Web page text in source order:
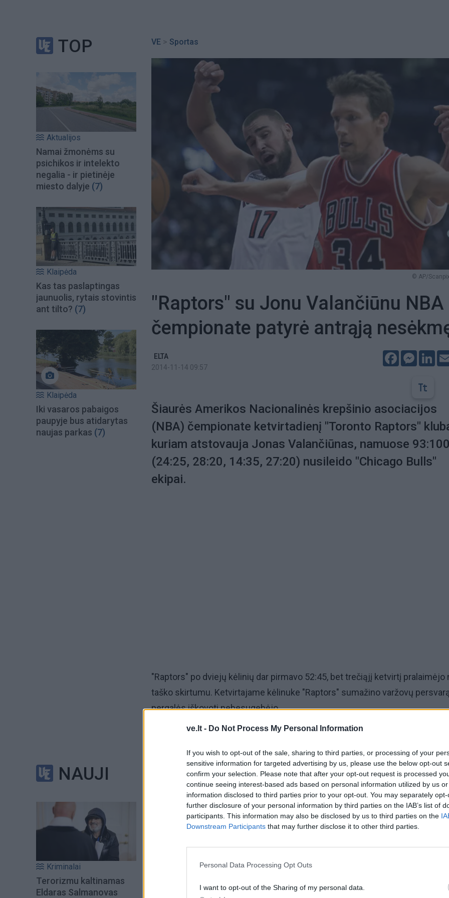
ve.lt - Do Not Process My Personal Information
If you wish to opt-out of the sale, sharing to third parties, or processing of your
sensitive information for targeted advertising by us, please use the below opt-out
confirm your selection. Please note that after your opt-out request is processed
continue seeing interest-based ads based on personal information utilized by us
information disclosed to third parties prior to your opt-out. You may separately
further disclosure of your personal information by third parties on the IAB’s list of
participants. This information may also be disclosed by us to third parties on the
Downstream Participants that may further disclose it to other third parties.
Personal Data Processing Opt Outs
I want to opt-out of the Sharing of my personal data.
TOP
Aktualijos
Namai žmonėms su
psichikos ir intelekto
negalia - ir pietinėje
miesto dalyje (7)
Klaipėda
Kas tas paslaptingas
jaunuolis, rytais stovintis
ant tilto? (7)
Klaipėda
Iki vasaros pabaigos
paupyje bus atidarytas
naujas parkas (7)
NAUJI
Kriminalai
Terorizmu kaltinamas
Eldaras Salmanovas
VE > Sportas
© AP/
"Raptors" su Jonu Valančiūnu NBA
čempionate patyrė antrąją
ELTA
2014-11-14 09:57
Facebook
Šiaurės Amerikos Nacionalinės krepšinio asociacijos
(NBA) čempionate ketvirtadienį "Toronto Raptors"
kuriam atstovauja Jonas Valančiūnas, namuose
(24:25, 28:20, 14:35, 27:20) nusileido "Chicago Bulls"
ekipai.
"Raptors" po dviejų kėlinių dar pirmavo 52:45, bet trečiąjį ketvirtį pralaimėjo
taško skirtumu. Ketvirtajame kėlinuke "Raptors" sumažino varžovų
pergalės iškovoti nebesugebėjo.
J. Valančiūnas per 23 min. pelnė 8 taškus (dvitaškiai 4/8), atkovojo 8
atliko 2 rezultatyvius perdavimus, blokavo varžovo metimą, dukart suklydo
sykius prasižengė.
"Raptors" (7/2) gretose 20 taškų surinko Kailas Lauris (Kyle Lowry), 16 -
Džeimsas Džonsonas (James Johnson), 14 - Amiras Džonsonas (Amir
12 - Terensas Rosas (Terrence Ross).